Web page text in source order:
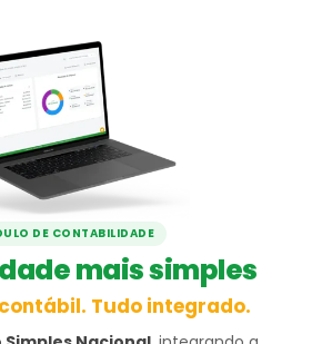
DE CONTABILIDADE
mais simples
Tudo integrado.